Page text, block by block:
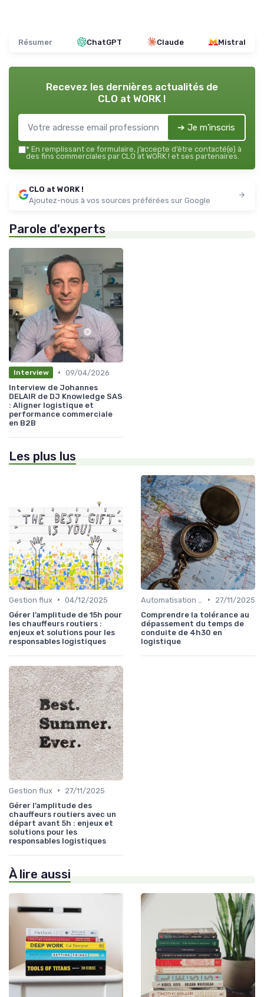
Résumer ChatGPT Claude Mistral
Recevez les dernières actualités de
CLO at WORK !
➔ Je m'inscris
* En remplissant ce formulaire, j’accepte d’être contacté(e) à
des fins commerciales par CLO at WORK ! et ses partenaires.
CLO at WORK !
Ajoutez-nous à vos sources préférées sur Google
Parole d'experts
Interview • 09/04/2026
Interview de Johannes
DELAIR de DJ Knowledge SAS
: Aligner logistique et
performance commerciale
en B2B
Les plus lus
Gestion flux • 04/12/2025
Gérer l’amplitude de 15h pour
les chauffeurs routiers :
enjeux et solutions pour les
responsables logistiques
•
27/11/2025
Comprendre la tolérance au
dépassement du temps de
conduite de 4h30 en
logistique
Gestion flux •
27/11/2025
Gérer l’amplitude des
chauffeurs routiers avec un
départ avant 5h : enjeux et
solutions pour les
responsables logistiques
À lire aussi